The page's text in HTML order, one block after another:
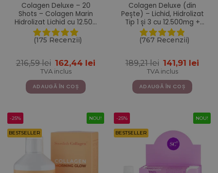
Colagen Deluxe – 20
Shots – Colagen Marin
Hidrolizat Lichid cu 12.500
mg + Acid Hialuronic 75
mg + Biotina 5000 mcg +
MSM 125 mg + Zinc + Siliciu
(175 Recenzii)
216,59lei Prețul
inițial
a
fost:
216,59 lei.
162,44 lei
162,44 lei.
TVA inclus
ADAUGĂ ÎN COȘ
Colagen Deluxe (din
Pește) – Lichid, Hidrolizat
Tip 1 și 3 cu 12.500mg +
Acid Hialuronic 75 mg +
Biotină 5000 mcg + MSM +
Zinc + Siliciu + Vitamine –
(767 Recenzii)
189,21lei Prețul
inițial
a
fost:
189,21 lei.
141,91 lei
TVA inclus
ADAUGĂ ÎN COȘ
-25%
BESTSELLER
NOU! -25%
BESTSELLER
NOU!